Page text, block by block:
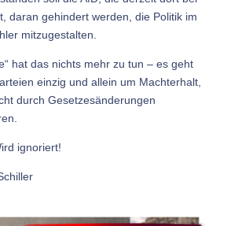
daran gehindert werden, die Politik im
mitzugestalten.
hat das nichts mehr zu tun – es geht
einzig und allein um Machterhalt,
durch Gesetzesänderungen
ignoriert!